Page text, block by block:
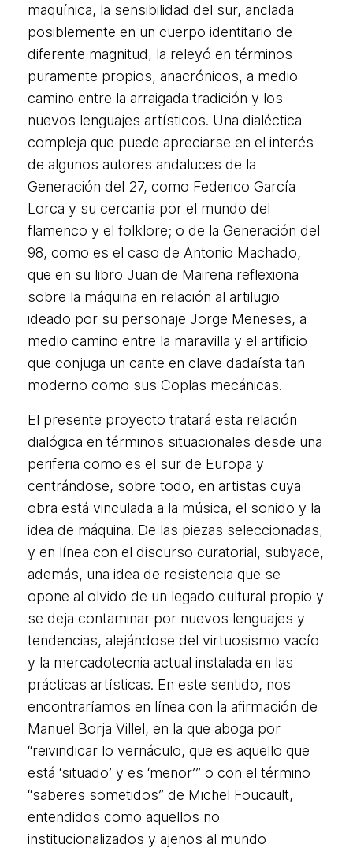
maquínica, la sensibilidad del sur, anclada
posiblemente en un cuerpo identitario de
diferente magnitud, la releyó en términos
puramente propios, anacrónicos, a medio
camino entre la arraigada tradición y los
nuevos lenguajes artísticos. Una dialéctica
compleja que puede apreciarse en el interés
de algunos autores andaluces de la
Generación del 27, como Federico García
Lorca y su cercanía por el mundo del
flamenco y el folklore; o de la Generación del
98, como es el caso de Antonio Machado,
que en su libro Juan de Mairena reflexiona
sobre la máquina en relación al artilugio
ideado por su personaje Jorge Meneses, a
medio camino entre la maravilla y el artificio
que conjuga un cante en clave dadaísta tan
moderno como sus Coplas mecánicas.
El presente proyecto tratará esta relación
dialógica en términos situacionales desde una
periferia como es el sur de Europa y
centrándose, sobre todo, en artistas cuya
obra está vinculada a la música, el sonido y la
idea de máquina. De las piezas seleccionadas,
y en línea con el discurso curatorial, subyace,
además, una idea de resistencia que se
opone al olvido de un legado cultural propio y
se deja contaminar por nuevos lenguajes y
tendencias, alejándose del virtuosismo vacío
y la mercadotecnia actual instalada en las
prácticas artísticas. En este sentido, nos
encontraríamos en línea con la afirmación de
Manuel Borja Villel, en la que aboga por
“reivindicar lo vernáculo, que es aquello que
está ‘situado’ y es ‘menor’” o con el término
“saberes sometidos” de Michel Foucault,
entendidos como aquellos no
institucionalizados y ajenos al mundo